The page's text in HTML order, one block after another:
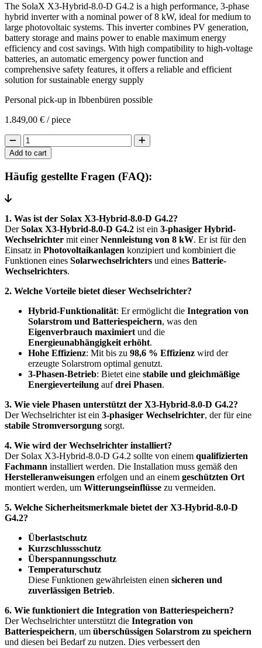
The SolaX X3-Hybrid-8.0-D G4.2 is a high performance, 3-phase
hybrid inverter with a nominal power of 8 kW, ideal for medium to
large photovoltaic systems. This inverter combines PV generation,
battery storage and mains power to enable maximum energy
efficiency and cost savings. With high compatibility to high-voltage
batteries, an automatic emergency power function and
comprehensive safety features, it offers a reliable and efficient
solution for sustainable energy supply
Personal pick-up in Ibbenbüren possible
1.849,00 € / piece
SolaX
X3-
Hybrid-
8.0-
D
Hybrid
(3
phases,
8
kW)
quantity
Add to cart
Häufig gestellte Fragen (FAQ):
1. Was ist der Solax X3-Hybrid-8.0-D G4.2?
DerSolax X3-Hybrid-8.0-D G4.2 ist ein 3-phasiger Hybrid-
Wechselrichter mit einerNennleistung von 8 kW. Er ist für den
Einsatz in Photovoltaikanlagen konzipiert und kombiniert die
Funktionen eines Solarwechselrichters und eines Batterie-
Wechselrichters.
2. Welche Vorteile bietet dieser Wechselrichter?
Hybrid-Funktionalität: Er ermöglicht die Integration von
Solarstrom und Batteriespeichern, was den
Eigenverbrauch maximiert und die
Energieunabhängigkeit erhöht.
Hohe Effizienz: Mit bis zu 98,6 % Effizienz wird der
erzeugte Solarstrom optimal genutzt.
3-Phasen-Betrieb: Bietet eine stabile und gleichmäßige
Energieverteilung aufdrei Phasen.
3. Wie viele Phasen unterstützt der X3-Hybrid-8.0-D G4.2?
Der Wechselrichter ist ein 3-phasiger Wechselrichter, der für eine
stabile Stromversorgung sorgt.
4. Wie wird der Wechselrichter installiert?
Der Solax X3-Hybrid-8.0-D G4.2 sollte von einem qualifizierten
Fachmann installiert werden. Die Installation muss gemäß den
Herstelleranweisungen erfolgen und an einem geschützten Ort
montiert werden, um Witterungseinflüsse zu vermeiden.
5. Welche Sicherheitsmerkmale bietet der X3-Hybrid-8.0-D
G4.2?
Überlastschutz
Kurzschlussschutz
Überspannungsschutz
Temperaturschutz
Diese Funktionen gewährleisten einen sicheren und
zuverlässigen Betrieb.
6. Wie funktioniert die Integration von Batteriespeichern?
Der Wechselrichter unterstützt die Integration von
Batteriespeichern, um überschüssigen Solarstrom zu speichern
und diesen bei Bedarf zu nutzen. Dies verbessert den